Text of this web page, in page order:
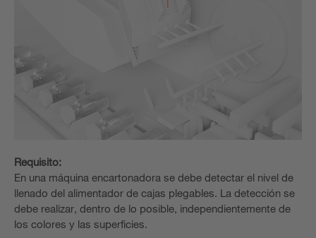
Requisito:
En una máquina encartonadora se debe detectar el nivel de
llenado del alimentador de cajas plegables. La detección se
debe realizar, dentro de lo posible, independientemente de
los colores y las superficies.